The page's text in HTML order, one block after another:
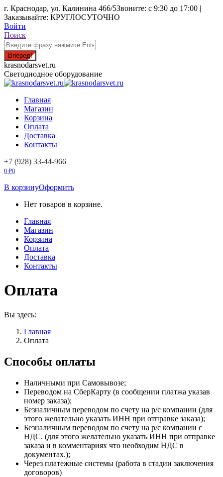
Перейти
к
содержанию
г. Краснодар, ул. Калинина 466/5Звоните: с 9:30 до 17:00 |
Заказывайте: КРУГЛОСУТОЧНО
Войти
Поиск:
Поиск
krasnodarsvet.ru
Светодиодное оборудование
Главная
Магазин
Корзина
Оплата
Доставка
Контакты
+7 (928) 33-44-966
0 ₽0
В корзинуОформить
Нет товаров в корзине.
Главная
Магазин
Корзина
Оплата
Доставка
Контакты
Оплата
Вы здесь:
Главная
Оплата
Способы оплаты
Наличными при Самовывозе;
Переводом на СберКарту (в сообщении платжа указав
номер заказа);
Безналичным переводом по счету на р/с компании (для
этого желательно указать ИНН при отправке заказа);
Безналичным переводом по счету на р/с компании с
НДС. (для этого желательно указать ИНН при отправке
заказа и в комментариях что необходим НДС в
документах.);
Через платежные системы (работа в стадии заключения
договоров)